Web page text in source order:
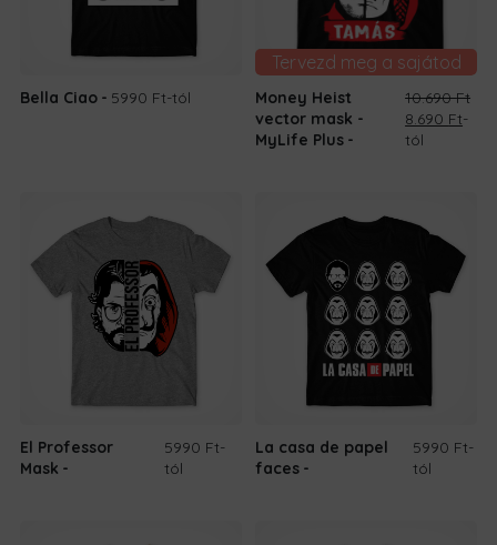
Bella Ciao 5990 Ft-tól
Tervezd meg a sajátod
Money Heist
vector mask -
MyLife Plus
10.690Ft
Original
price
8.690 Ft-
tól
El Professor
Mask
5990 Ft-
tól
La casa de papel
faces
5990 Ft-
tól